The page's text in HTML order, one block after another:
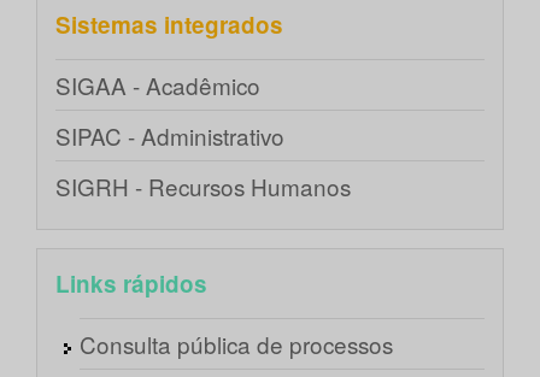
Sistemas integrados
SIGAA - Acadêmico
SIPAC - Administrativo
SIGRH - Recursos Humanos
Links rápidos
Consulta pública de processos